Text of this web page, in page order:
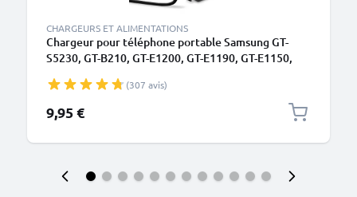
CHARGEURS ET ALIMENTATIONS
Chargeur pour téléphone portable Samsung GT-
S5230, GT-B210, GT-E1200, GT-E1190, GT-E1150,
1000mA smartphone, Cordon / Câble de Charge
1.1m
(307 avis)
9,95 €